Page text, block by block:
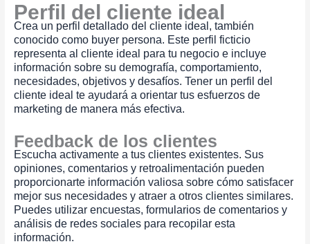
Perfil del cliente ideal
Crea un perfil detallado del cliente ideal, también
conocido como buyer persona. Este perfil ficticio
representa al cliente ideal para tu negocio e incluye
información sobre su demografía, comportamiento,
necesidades, objetivos y desafíos. Tener un perfil del
cliente ideal te ayudará a orientar tus esfuerzos de
marketing de manera más efectiva.
Feedback de los clientes
Escucha activamente a tus clientes existentes. Sus
opiniones, comentarios y retroalimentación pueden
proporcionarte información valiosa sobre cómo satisfacer
mejor sus necesidades y atraer a otros clientes similares.
Puedes utilizar encuestas, formularios de comentarios y
análisis de redes sociales para recopilar esta
información.